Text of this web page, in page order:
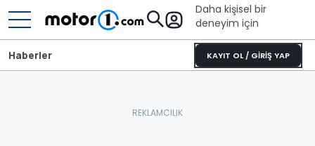
Daha kişisel bir
deneyim için
KAYIT OL / GİRİŞ YAP
Haberler